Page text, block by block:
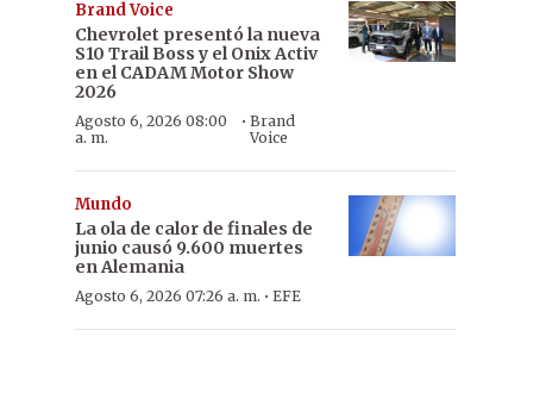
Brand Voice
Chevrolet presentó la nueva
S10 Trail Boss y el Onix Activ
en el CADAM Motor Show
2026
Agosto 6, 2026 08:00
a. m.
·Brand
Voice
Mundo
La ola de calor de finales de
junio causó 9.600 muertes
en Alemania
Agosto 6, 2026 07:26 a. m. · EFE